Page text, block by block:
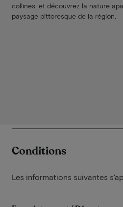
collines, et découvrez la nature
paysage pittoresque de la région.
Conditions
Les informations suivantes